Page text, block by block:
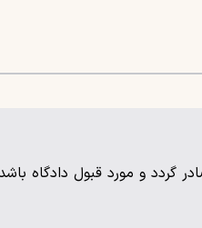
گردد و مورد قبول دادگاه